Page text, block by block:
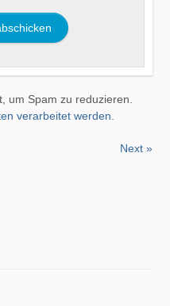
um Spam zu reduzieren.
verarbeitet werden.
Next »